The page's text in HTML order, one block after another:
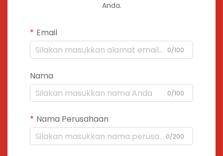
Anda.
Email
0/100
Nama
0/100
Nama Perusahaan
0/200